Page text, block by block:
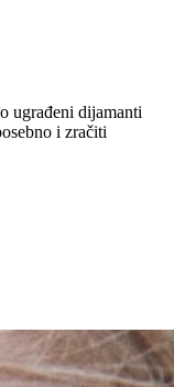
ugrađeni dijamanti
i zračiti